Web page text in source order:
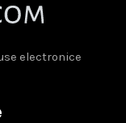
electronice